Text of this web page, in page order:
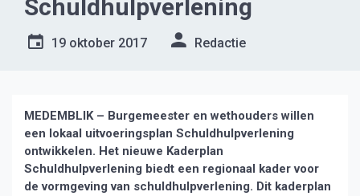
Schuldhulpverlening
19 oktober 2017 Redactie
MEDEMBLIK – Burgemeester en wethouders willen
een lokaal uitvoeringsplan Schuldhulpverlening
ontwikkelen. Het nieuwe Kaderplan
Schuldhulpverlening biedt een regionaal kader voor
de vormgeving van schuldhulpverlening. Dit kaderplan